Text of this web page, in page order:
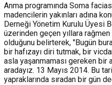
Anma programında Soma
madencilerin yakınları adına
Derneği Yönetim Kurulu Üyesi
üzerinden geçen yıllara rağmen
olduğunu belirterek, "Bugün
bir hafızayı diri tutmak, bir
asla yaşanmaması gereken bir
aradayız. 13 Mayıs 2014. Bu
yapraklarında sıradan bir gün